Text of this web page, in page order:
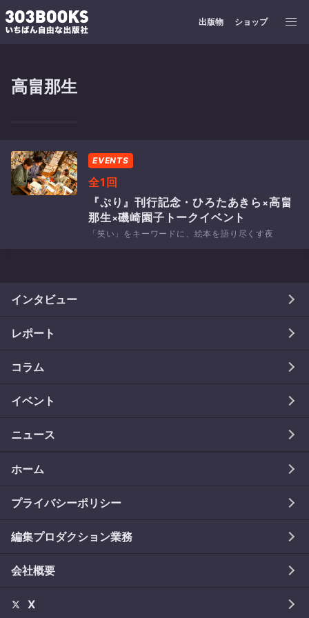
出版物 ショップ
高畠那生
EVENTS
全1回
『ぷり』刊行記念・ひろたあきら×高畠
那生×磯崎園子トークイベント
「笑い」をキーワードに、絵本を語り尽くす夜
インタビュー
レポート
コラム
イベント
ニュース
ホーム
プライバシーポリシー
編集プロダクション業務
会社概要
X